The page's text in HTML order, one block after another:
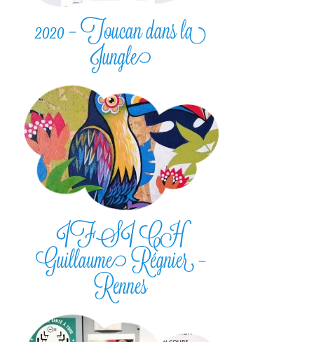
2020 – Toucan dans la
Jungle
IFSI CH
Guillaume Régnier –
Rennes